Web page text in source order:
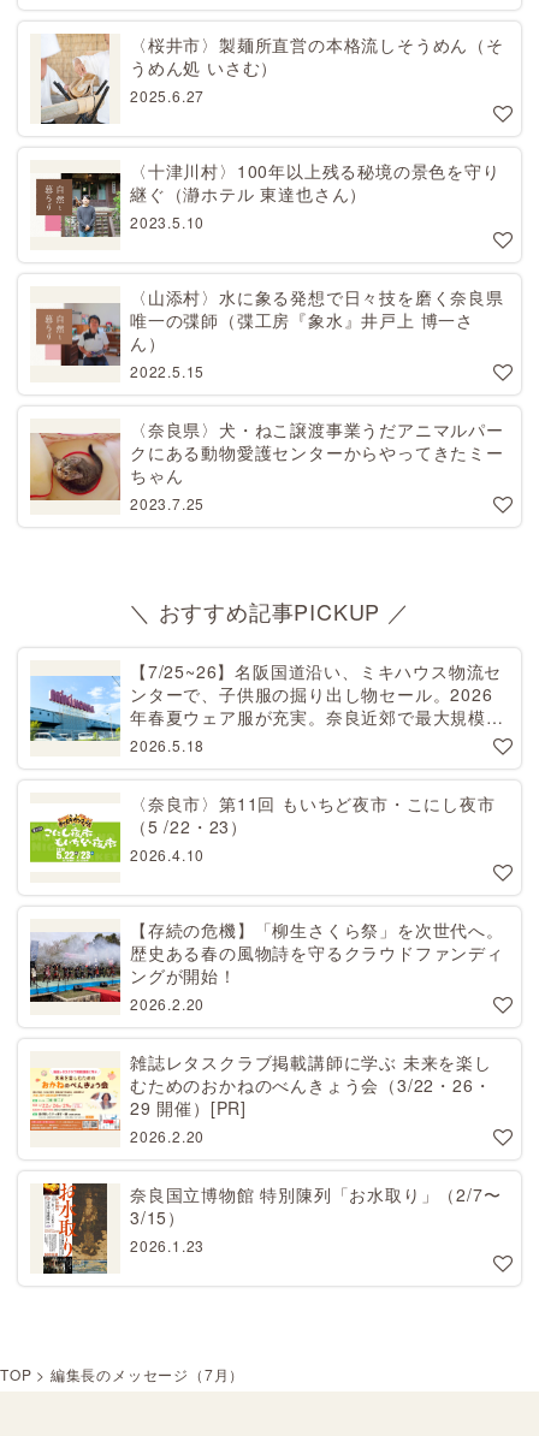
〈桜井市〉製麺所直営の本格流しそうめん（そ
うめん処 いさむ）
2025.6.27
〈十津川村〉100年以上残る秘境の景色を守り
継ぐ（瀞ホテル 東達也さん）
2023.5.10
〈山添村〉水に象る発想で日々技を磨く奈良県
唯一の弽師（弽工房『象水』井戸上 博一さ
ん）
2022.5.15
〈奈良県〉犬・ねこ譲渡事業うだアニマルパー
クにある動物愛護センターからやってきたミー
ちゃん
2023.7.25
＼ おすすめ記事PICKUP ／
【7/25~26】名阪国道沿い、ミキハウス物流セ
ンターで、子供服の掘り出し物セール。2026
年春夏ウェア服が充実。奈良近郊で最大規模！
天理から27分[PR]
2026.5.18
〈奈良市〉第11回 もいちど夜市・こにし夜市
（5 /22・23）
2026.4.10
【存続の危機】「柳生さくら祭」を次世代へ。
歴史ある春の風物詩を守るクラウドファンディ
ングが開始！
2026.2.20
雑誌レタスクラブ掲載講師に学ぶ 未来を楽し
むためのおかねのべんきょう会（3/22・26・
29 開催）[PR]
2026.2.20
奈良国立博物館 特別陳列「お水取り」（2/7〜
3/15）
2026.1.23
TOP > 編集長のメッセージ（7月）